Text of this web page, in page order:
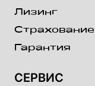
Лизинг
Страхование
Гарантия
СЕРВИС